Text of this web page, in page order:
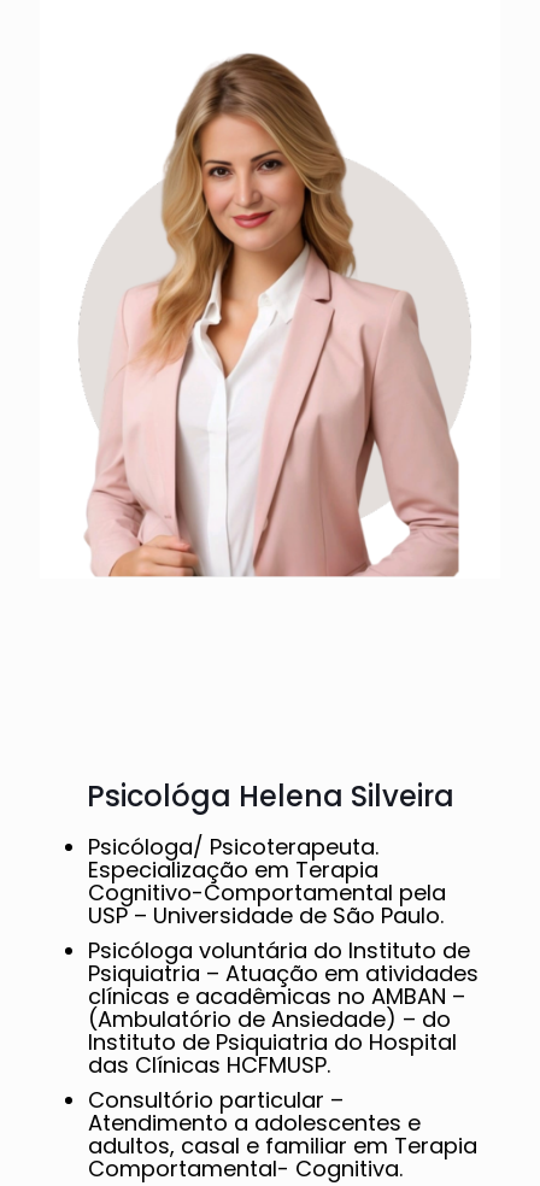
Psicológa Helena Silveira
Psicóloga/ Psicoterapeuta.
Especialização em Terapia
Cognitivo-Comportamental pela
USP – Universidade de São Paulo.
Psicóloga voluntária do Instituto de
Psiquiatria – Atuação em atividades
clínicas e acadêmicas no AMBAN –
(Ambulatório de Ansiedade) – do
Instituto de Psiquiatria do Hospital
das Clínicas HCFMUSP.
Consultório particular –
Atendimento a adolescentes e
adultos, casal e familiar em Terapia
Comportamental- Cognitiva.